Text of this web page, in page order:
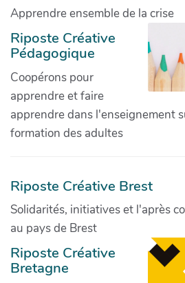
Apprendre ensemble de la crise
Riposte Créative
Pédagogique
Coopérons pour
apprendre et faire
apprendre dans l'enseignement
formation des adultes
Riposte Créative Brest
Solidarités, initiatives et l'après
au pays de Brest
Riposte Créative
Bretagne